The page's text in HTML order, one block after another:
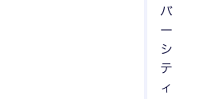
バ
ー
シ
テ
ィ